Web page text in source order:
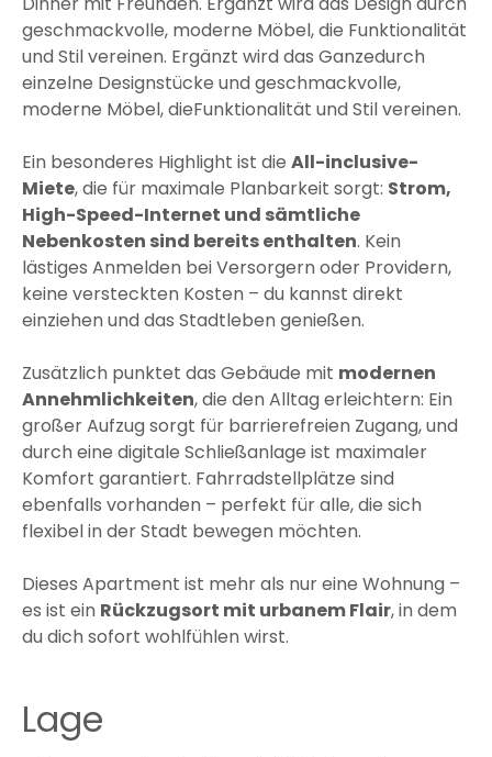
geschmackvolle, moderne Möbel, die Funktionalität
und Stil vereinen. Ergänzt wird das Ganzedurch
einzelne Designstücke und geschmackvolle,
moderne Möbel, dieFunktionalität und Stil vereinen.
Ein besonderes Highlight ist die All-inclusive-
Miete, die für maximale Planbarkeit sorgt: Strom,
High-Speed-Internet und sämtliche
Nebenkosten sind bereits enthalten. Kein
lästiges Anmelden bei Versorgern oder Providern,
keine versteckten Kosten – du kannst direkt
einziehen und das Stadtleben genießen.
Zusätzlich punktet das Gebäude mit modernen
Annehmlichkeiten, die den Alltag erleichtern: Ein
großer Aufzug sorgt für barrierefreien Zugang, und
durch eine digitale Schließanlage ist maximaler
Komfort garantiert. Fahrradstellplätze sind
ebenfalls vorhanden – perfekt für alle, die sich
flexibel in der Stadt bewegen möchten.
Dieses Apartment ist mehr als nur eine Wohnung –
es ist ein Rückzugsort mit urbanem Flair, in dem
du dich sofort wohlfühlen wirst.
Lage